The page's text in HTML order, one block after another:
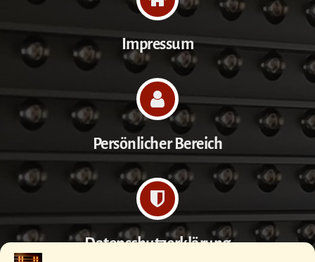
Impressum
Persönlicher Bereich
Datenschutzerklärung